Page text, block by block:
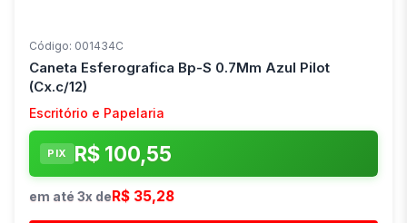
Código: 001434C
Caneta Esferografica Bp-S 0.7Mm Azul Pilot
(Cx.c/12)
Escritório e Papelaria
PIX R$ 100,55
em até 3x de R$ 35,28